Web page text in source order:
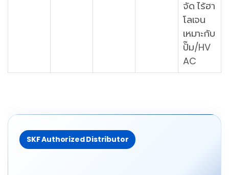
จัด ไร้ฮา
โลเจน
เหมาะกับ
ปั๊ม/HV
AC
SKF Authorized Distributor